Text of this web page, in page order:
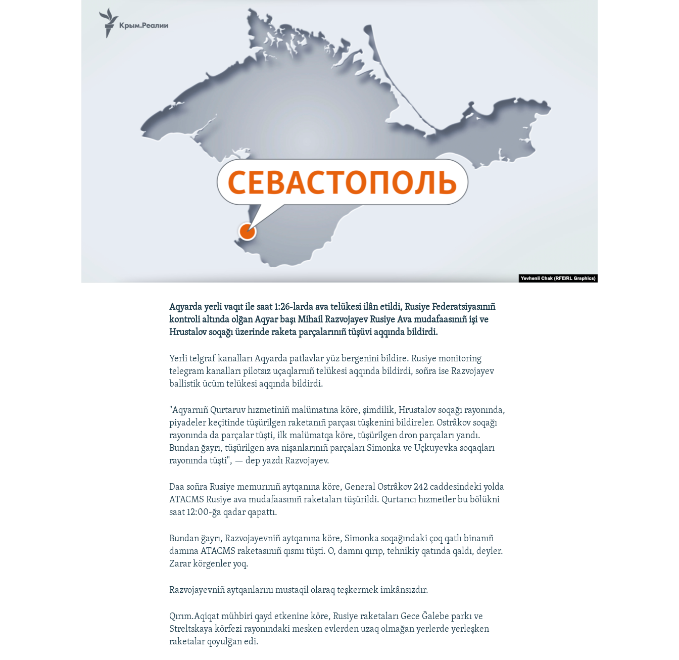
Aqyarda yerli vaqıt ile saat 1:26-larda ava telükesi ilân etildi, Rusiye Federatsiyasınıñ
kontroli altında olğan Aqyar başı Mihail Razvojayev Rusiye Ava mudafaasınıñ işi ve
Hrustalov soqağı üzerinde raketa parçalarınıñ tüşüvi aqqında bildirdi.
Yerli telgraf kanalları Aqyarda patlavlar yüz bergenini bildire. Rusiye monitoring
telegram kanalları pilotsız uçaqlarnıñ telükesi aqqında bildirdi, soñra ise Razvojayev
ballistik ücüm telükesi aqqında bildirdi.
"Aqyarnıñ Qurtaruv hızmetiniñ malümatına köre, şimdilik, Hrustalov soqağı rayonında,
piyadeler keçitinde tüşürilgen raketanıñ parçası tüşkenini bildireler. Ostrâkov soqağı
rayonında da parçalar tüşti, ilk malümatqa köre, tüşürilgen dron parçaları yandı.
Bundan ğayrı, tüşürilgen ava nişanlarınıñ parçaları Simonka ve Uçkuyevka soqaqları
rayonında tüşti", — dep yazdı Razvojayev.
Daa soñra Rusiye memurınıñ aytqanına köre, General Ostrâkov 242 caddesindeki yolda
ATACMS Rusiye ava mudafaasınıñ raketaları tüşürildi. Qurtarıcı hızmetler bu bölükni
saat 12:00-ğa qadar qapattı.
Bundan ğayrı, Razvojayevniñ aytqanına köre, Simonka soqağındaki çoq qatlı binanıñ
damına ATACMS raketasınıñ qısmı tüşti. O, damnı qırıp, tehnikiy qatında qaldı, deyler.
Zarar körgenler yoq.
Razvojayevniñ aytqanlarını mustaqil olaraq teşkermek imkânsızdır.
Qırım.Aqiqat mühbiri qayd etkenine köre, Rusiye raketaları Gece Ğalebe parkı ve
Streltskaya körfezi rayonındaki mesken evlerden uzaq olmağan yerlerde yerleşken
raketalar qoyulğan edi.